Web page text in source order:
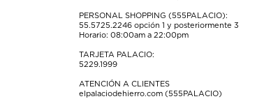
PERSONAL SHOPPING (555PALACIO):
55.5725.2246 opción 1 y posteriormente 3
Horario: 08:00am a 22:00pm
TARJETA PALACIO:
5229.1999
ATENCIÓN A CLIENTES
elpalaciodehierro.com (555PALACIO)